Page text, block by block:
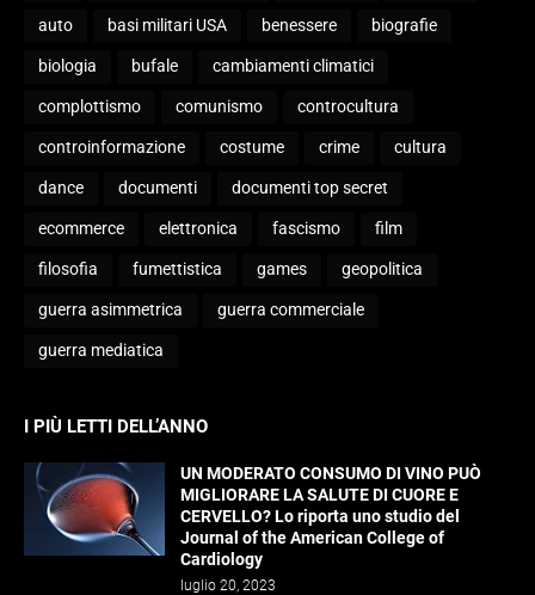
auto basi militari USA benessere biografie
biologia bufale cambiamenti climatici
complottismo comunismo controcultura
controinformazione costume crime cultura
dance documenti documenti top secret
ecommerce elettronica fascismo film
filosofia fumettistica games geopolitica
guerra asimmetrica guerra commerciale
guerra mediatica
I PIÙ LETTI DELL’ANNO
UN MODERATO CONSUMO DI VINO PUÒ
MIGLIORARE LA SALUTE DI CUORE E
CERVELLO? Lo riporta uno studio del
Journal of the American College of
Cardiology
luglio 20, 2023